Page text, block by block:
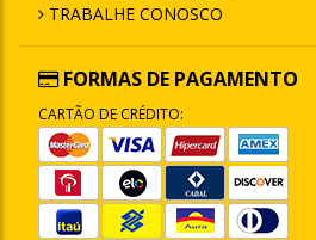
TRABALHE CONOSCO
FORMAS DE PAGAMENTO
CARTÃO DE CRÉDITO: